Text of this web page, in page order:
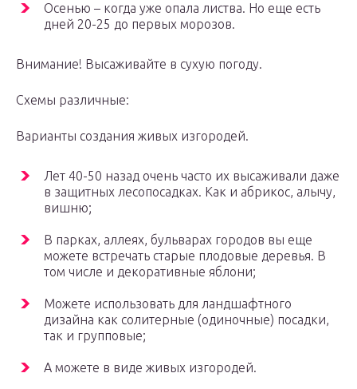
Осенью – когда уже опала листва. Но еще есть
дней 20-25 до первых морозов.
Внимание! Высаживайте в сухую погоду.
Схемы различные:
Варианты создания живых изгородей.
Лет 40-50 назад очень часто их высаживали даже
в защитных лесопосадках. Как и абрикос, алычу,
вишню;
В парках, аллеях, бульварах городов вы еще
можете встречать старые плодовые деревья. В
том числе и декоративные яблони;
Можете использовать для ландшафтного
дизайна как солитерные (одиночные) посадки,
так и групповые;
А можете в виде живых изгородей.